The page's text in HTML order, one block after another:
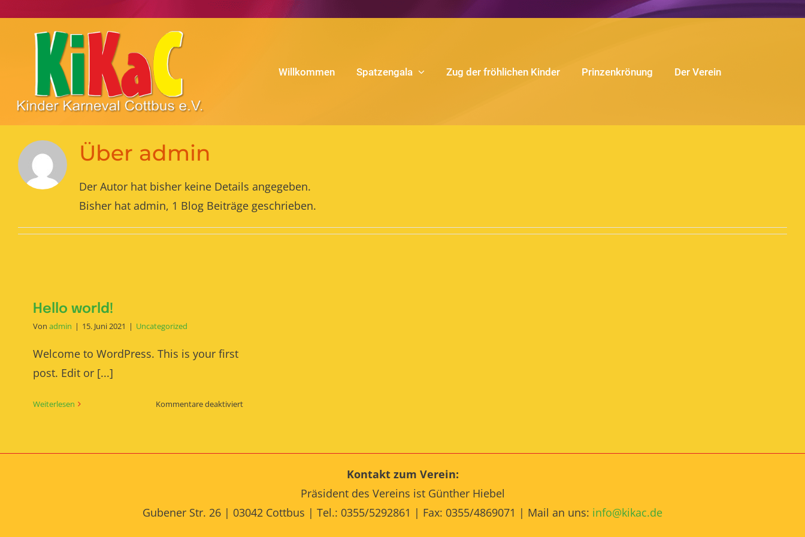
springen
Willkommen Spatzengala Zug der fröhlichen Kinder Prinzenkrönung Der Verein
Über admin
Der Autor hat bisher keine Details angegeben.
Bisher hat admin, 1 Blog Beiträge geschrieben.
Hello world!
Von admin | 15. Juni 2021 | Uncategorized
Welcome to WordPress. This is your first
post. Edit or [...]
Weiterlesen Kommentare deaktiviertfür
Kontakt zum Verein:
Präsident des Vereins ist Günther Hiebel
Gubener Str. 26 | 03042 Cottbus | Tel.: 0355/5292861 | Fax: 0355/4869071 | Mail an uns: info@kikac.de